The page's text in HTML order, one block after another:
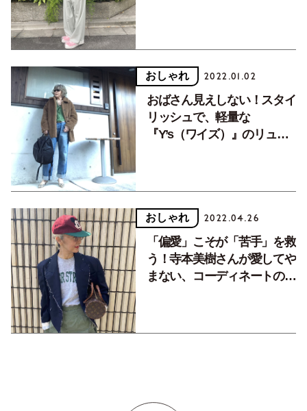
おしゃれ 2022.01.02
おばさん見えしない！スタイ
リッシュで、軽量な
『Y’s（ワイズ）』のリュッ
おしゃれ 2022.04.26
「偏愛」こそが「苦手」を救
う！寺本美樹さんが愛してや
まない、コーディネートの救